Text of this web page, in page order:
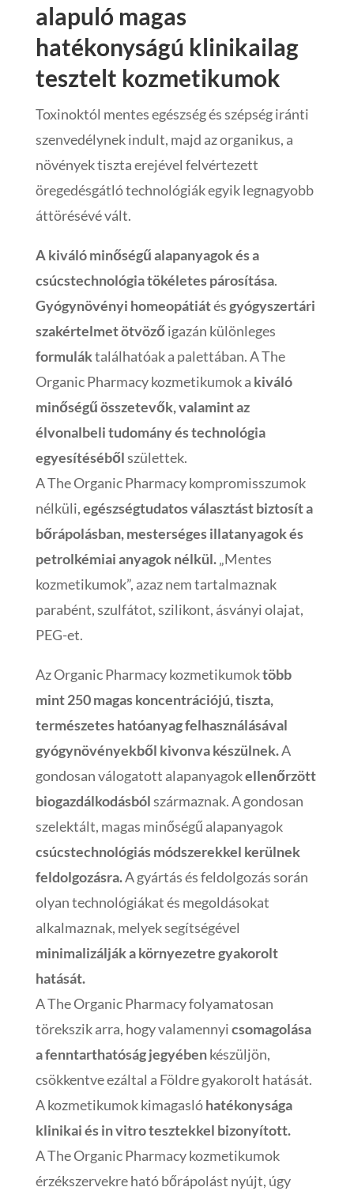
alapuló magas
hatékonyságú klinikailag
tesztelt kozmetikumok
Toxinoktól mentes egészség és szépség iránti
szenvedélynek indult, majd az organikus, a
növények tiszta erejével felvértezett
öregedésgátló technológiák egyik legnagyobb
áttörésévé vált.
A kiváló minőségű alapanyagok és a
csúcstechnológia tökéletes párosítása.
Gyógynövényi homeopátiátésgyógyszertári
szakértelmet ötvözőigazán különleges
formuláktalálhatóak a palettában. A The
Organic Pharmacy kozmetikumok a kiváló
minőségű összetevők, valamint az
élvonalbeli tudomány és technológia
egyesítésébőlszülettek.
A The Organic Pharmacy kompromisszumok
nélküli,egészségtudatos választást biztosít a
bőrápolásban, mesterséges illatanyagok és
petrolkémiai anyagok nélkül.„Mentes
kozmetikumok”, azaz nem tartalmaznak
parabént, szulfátot, szilikont, ásványi olajat,
PEG-et.
Az Organic Pharmacy kozmetikumoktöbb
mint 250 magas koncentrációjú, tiszta,
természetes hatóanyag felhasználásával
gyógynövényekből kivonva készülnek.A
gondosan válogatott alapanyagokellenőrzött
biogazdálkodásbólszármaznak. A gondosan
szelektált, magas minőségű alapanyagok
csúcstechnológiás módszerekkel kerülnek
feldolgozásra.A gyártás és feldolgozás során
olyan technológiákat és megoldásokat
alkalmaznak, melyek segítségével
minimalizálják a környezetre gyakorolt
hatását.
A The Organic Pharmacy folyamatosan
törekszik arra, hogy valamennyicsomagolása
a fenntarthatóság jegyébenkészüljön,
csökkentve ezáltal a Földre gyakorolt hatását.
A kozmetikumok kimagaslóhatékonysága
klinikai és in vitro tesztekkel bizonyított.
A The Organic Pharmacy kozmetikumok
érzékszervekre ható bőrápolást nyújt, úgy